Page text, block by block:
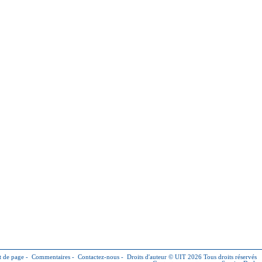
de page - Commentaires - Contactez-nous - Droits d'auteur © UIT 2026 Tous droits réservés